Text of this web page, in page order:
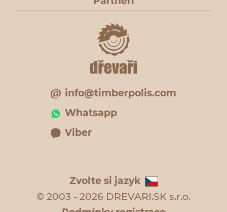
info@timberpolis.com
Whatsapp
Viber
Zvolte si jazyk
© 2003 - 2026 DREVARI.SK s.r.o.